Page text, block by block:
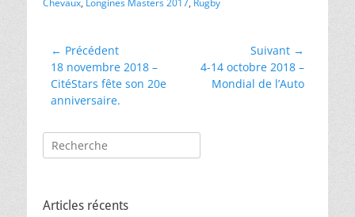
Navigation
de
l’article
← Précédent
Article
précédent :
18 novembre 2018 –
CitéStars fête son 20e
anniversaire.
Suivant →
Article
suivant :
4-14 octobre 2018 –
Mondial de l’Auto
Rechercher :
Articles récents